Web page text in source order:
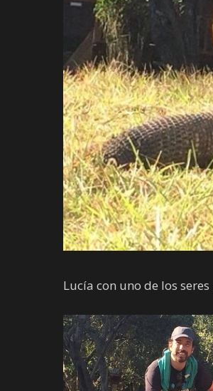
Lucía con uno de los